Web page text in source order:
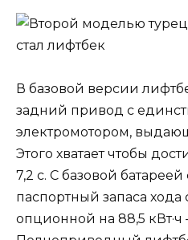
В базовой версии
задний привод с
электромотором,
Этого хватает чтобы
7,2 с. С базовой батареей
паспортный запаса хода
опционной на 88,5